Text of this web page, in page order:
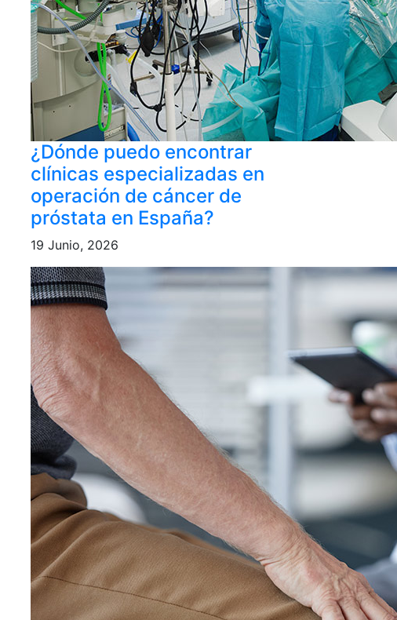
¿Dónde puedo encontrar
clínicas especializadas en
operación de cáncer de
próstata en España?
19 Junio, 2026